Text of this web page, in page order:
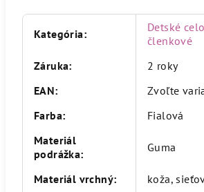
Kategória:
Detské
členkové
Záruka:
2 roky
EAN:
Zvoľte
Farba:
Fialová
Materiál
podrážka: Guma
Materiál vrchný:
koža,